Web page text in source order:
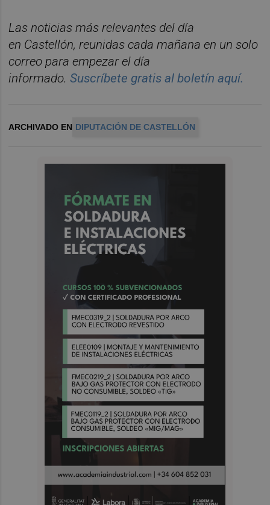
Las noticias más relevantes del día
en Castellón, reunidas cada mañana en un solo
correo para empezar el día
informado. Suscríbete gratis alboletín aquí.
ARCHIVADO EN DIPUTACIÓN DE CASTELLÓN